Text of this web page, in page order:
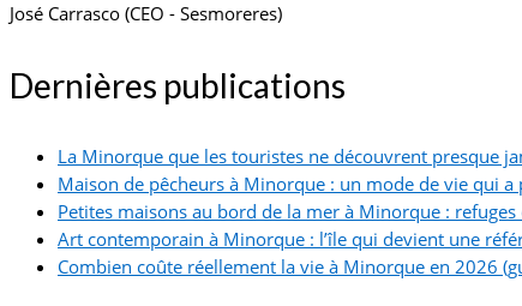
José Carrasco (CEO - Sesmoreres)
Dernières publications
La Minorque que les touristes ne découvrent presque
Maison de pêcheurs à Minorque : un mode de vie qui a
Petites maisons au bord de la mer à Minorque :
Art contemporain à Minorque : l’île qui devient une
Combien coûte réellement la vie à Minorque en 2026